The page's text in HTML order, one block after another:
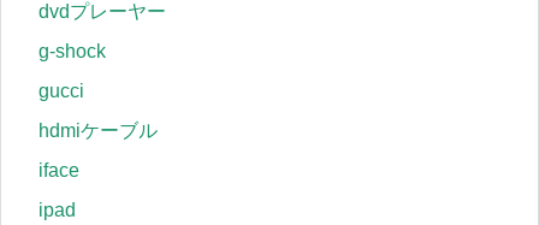
dvdプレーヤー
g-shock
gucci
hdmiケーブル
iface
ipad